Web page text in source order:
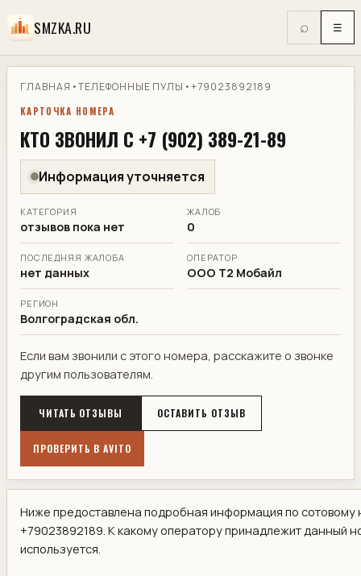
SMZKA.RU ⌕ ☰
ГЛАВНАЯ •ТЕЛЕФОННЫЕ ПУЛЫ •+79023892189
КАРТОЧКА НОМЕРА
КТО ЗВОНИЛ С +7 (902) 389-21-89
Информация уточняется
КАТЕГОРИЯ
отзывов пока нет
ЖАЛОБ
0
ПОСЛЕДНЯЯ ЖАЛОБА
нет данных
ОПЕРАТОР
ООО Т2 Мобайл
РЕГИОН
Волгоградская обл.
Если вам звонили с этого номера, расскажите о звонке
другим пользователям.
ЧИТАТЬ ОТЗЫВЫ ОСТАВИТЬ ОТЗЫВ
ПРОВЕРИТЬ В AVITO
Ниже предоставлена подробная информация по
+79023892189. К какому оператору принадлежит данный
используется.